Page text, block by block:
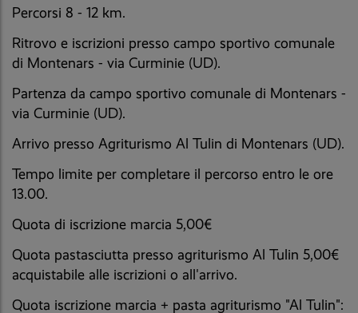
Percorsi 8 - 12 km.
Ritrovo e iscrizioni presso campo sportivo comunale
di Montenars - via Curminie (UD).
Partenza da campo sportivo comunale di Montenars -
via Curminie (UD).
Arrivo presso Agriturismo Al Tulin di Montenars (UD).
Tempo limite per completare il percorso entro le ore
13.00.
Quota di iscrizione marcia 5,00€
Quota pastasciutta presso agriturismo Al Tulin 5,00€
acquistabile alle iscrizioni o all'arrivo.
Quota iscrizione marcia + pasta agriturismo "Al Tulin":